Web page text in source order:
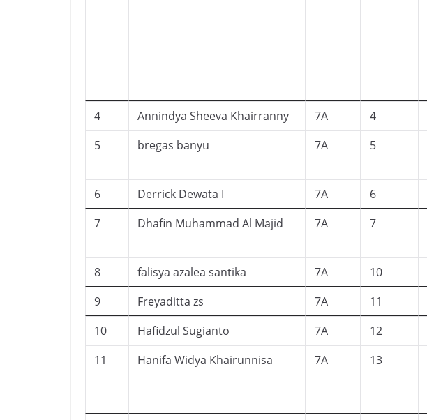
4
Annindya Sheeva Khairranny 7A 4
5
bregas banyu 7A 5
6
Derrick Dewata I 7A 6
7
Dhafin Muhammad Al Majid 7A 7
8
falisya azalea santika 7A 10
9
Freyaditta zs 7A 11
10
Hafidzul Sugianto 7A 12
11
Hanifa Widya Khairunnisa 7A 13